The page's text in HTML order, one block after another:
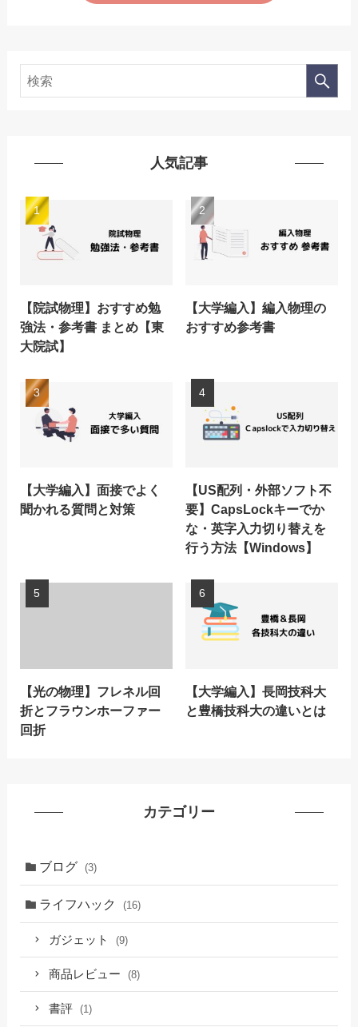
人気記事
【院試物理】おすすめ勉
強法・参考書 まとめ【東
大院試】
【大学編入】編入物理の
おすすめ参考書
【大学編入】面接でよく
聞かれる質問と対策
【US配列・外部ソフト不
要】CapsLockキーでか
な・英字入力切り替えを
行う方法【Windows】
【光の物理】フレネル回
折とフラウンホーファー
回折
【大学編入】長岡技科大
と豊橋技科大の違いとは
カテゴリー
ブログ (3)
ライフハック (16)
ガジェット (9)
商品レビュー (8)
書評 (1)